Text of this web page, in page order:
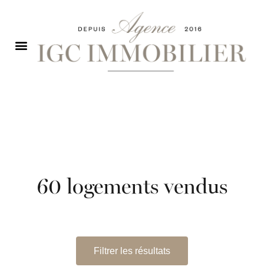
60 logements vendus
Filtrer les résultats